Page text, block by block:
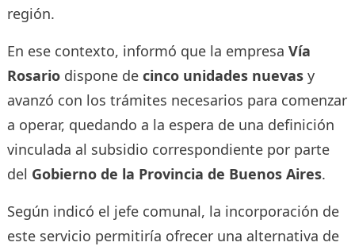
región.
En ese contexto, informó que la empresa Vía
Rosariodispone de cinco unidades nuevasy
avanzó con los trámites necesarios para comenzar
a operar, quedando a la espera de una definición
vinculada al subsidio correspondiente por parte
del Gobierno de la Provincia de Buenos Aires.
Según indicó el jefe comunal, la incorporación de
este servicio permitiría ofrecer una alternativa de